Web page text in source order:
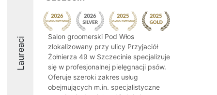
Laureaci
Salon groomerski Pod Włos
zlokalizowany przy ulicy Przyjaciół
Żołnierza 49 w Szczecinie specjalizuje
się w profesjonalnej pielęgnacji psów.
Oferuje szeroki zakres usług
obejmujących m.in. specjalistyczne